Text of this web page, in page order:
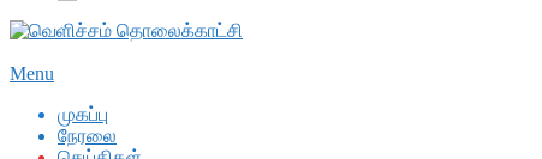
Secondary
Menu
Menu
முகப்பு
நேரலை